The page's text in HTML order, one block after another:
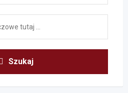
Szukaj